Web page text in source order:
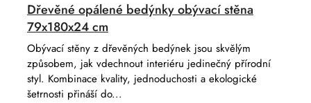
Dřevěné opálené bedýnky obývací stěna
79x180x24 cm
Obývací stěny z dřevěných bedýnek jsou skvělým
způsobem, jak vdechnout interiéru jedinečný přírodní
styl. Kombinace kvality, jednoduchosti a ekologické
šetrnosti přináší do...